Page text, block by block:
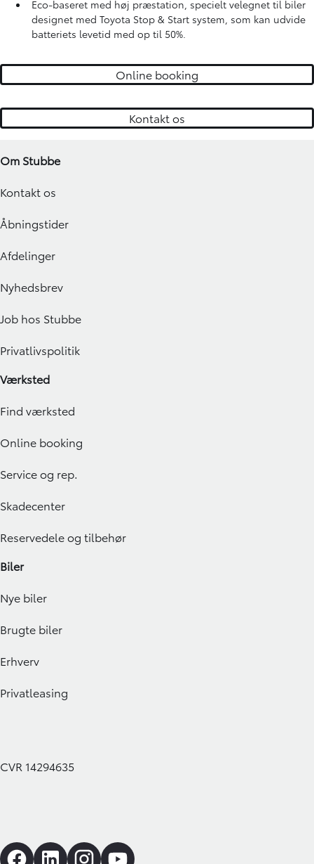
Eco-baseret med høj præstation, specielt velegnet til biler
designet med Toyota Stop & Start system, som kan udvide
batteriets levetid med op til 50%.
Online booking
Kontakt os
Om Stubbe
Kontakt os
Åbningstider
Afdelinger
Nyhedsbrev
Job hos Stubbe
Privatlivspolitik
Værksted
Find værksted
Online booking
Service og rep.
Skadecenter
Reservedele og tilbehør
Biler
Nye biler
Brugte biler
Erhverv
Privatleasing
CVR 14294635